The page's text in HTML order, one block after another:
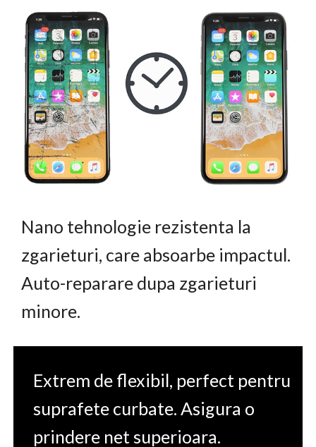
Nano tehnologie rezistenta la
zgarieturi, care absoarbe impactul.
Auto-reparare dupa zgarieturi
minore.
Extrem de flexibil, perfect pentru
suprafete curbate. Asigura o
prindere net superioara.